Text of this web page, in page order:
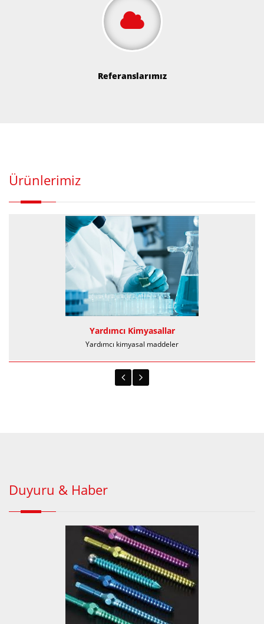
Referanslarımız
Ürünlerimiz
Yardımcı Kimyasallar
Yardımcı kimyasal maddeler
Duyuru & Haber